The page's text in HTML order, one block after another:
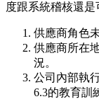
度跟系統稽核還是
供應商角色
供應商所在
況。
公司內部執
6.3的教育訓